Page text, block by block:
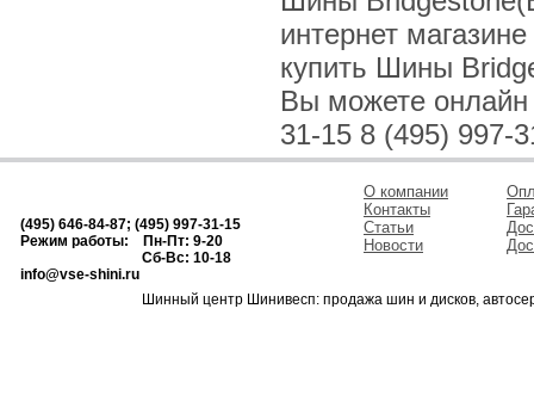
интернет
купить Шины
Вы можете онлайн
31-15 8 (495) 997-
(495) 646-84-87; (495) 997-31-15
Режим работы: Пн-Пт: 9-20
Сб-Вс: 10-18
info@vse-shini.ru
О компании
Контакты
Статьи
Новости
Шинный центр Шинивесп: продажа шин и дисков,